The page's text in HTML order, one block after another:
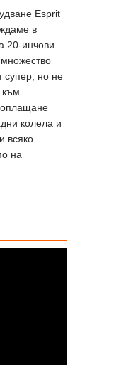
Esprit
в
20-инчови
супер, но не
към
колела и
всяко
на